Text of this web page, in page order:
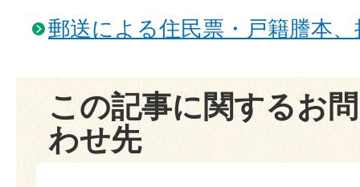
郵送による住民票・戸籍謄本
この記事に関するお
わせ先